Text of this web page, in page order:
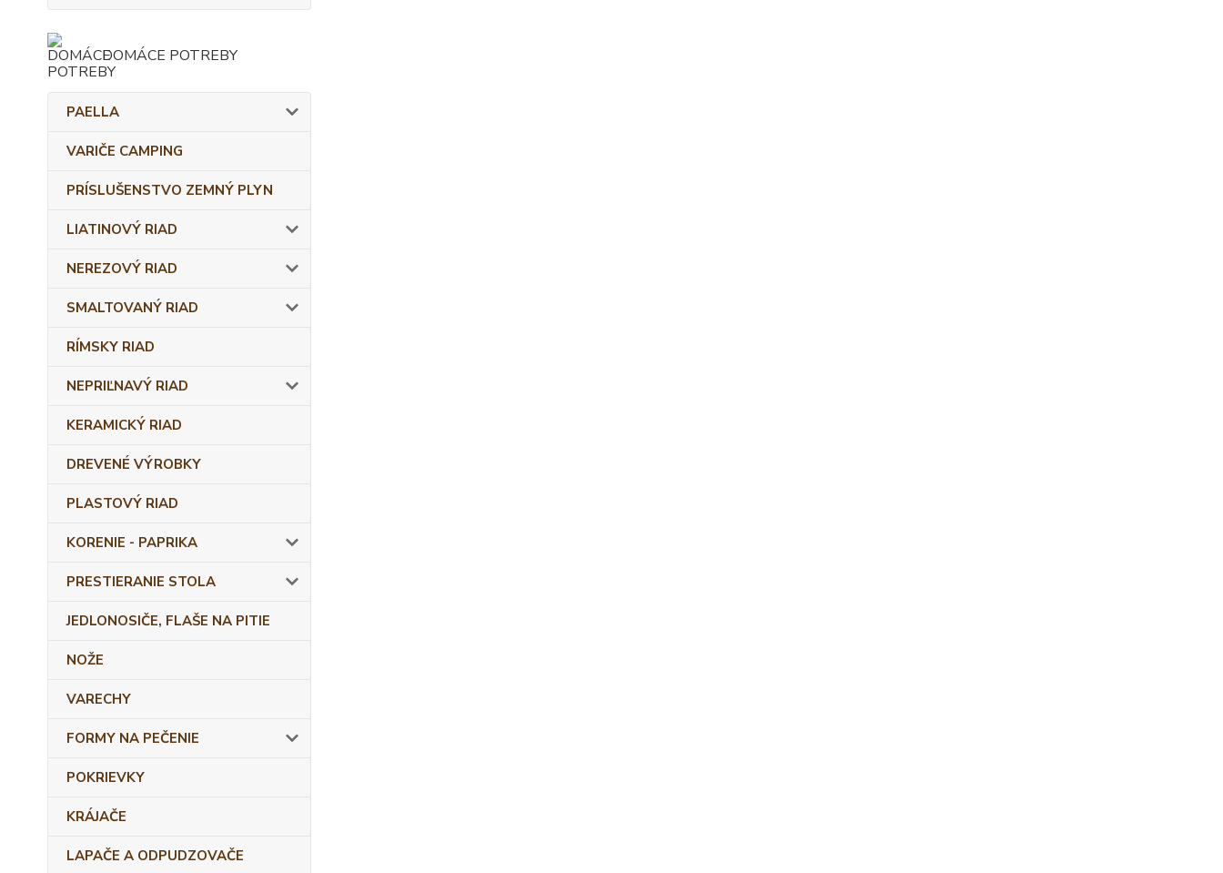
DOMÁCE POTREBY
PAELLA
VARIČE CAMPING
PRÍSLUŠENSTVO ZEMNÝ PLYN
LIATINOVÝ RIAD
NEREZOVÝ RIAD
SMALTOVANÝ RIAD
RÍMSKY RIAD
NEPRIĽNAVÝ RIAD
KERAMICKÝ RIAD
DREVENÉ VÝROBKY
PLASTOVÝ RIAD
KORENIE - PAPRIKA
PRESTIERANIE STOLA
JEDLONOSIČE, FLAŠE NA PITIE
NOŽE
VARECHY
FORMY NA PEČENIE
POKRIEVKY
KRÁJAČE
LAPAČE A ODPUDZOVAČE